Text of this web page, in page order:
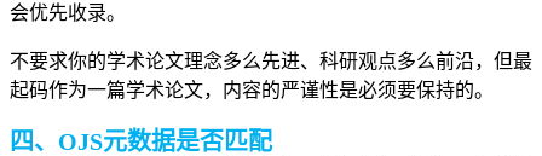
会优先收录。
不要求你的学术论文理念多么先进、科研观点多么前沿，但最
起码作为一篇学术论文，内容的严谨性是必须要保持的。
四、 OJS元数据是否匹配